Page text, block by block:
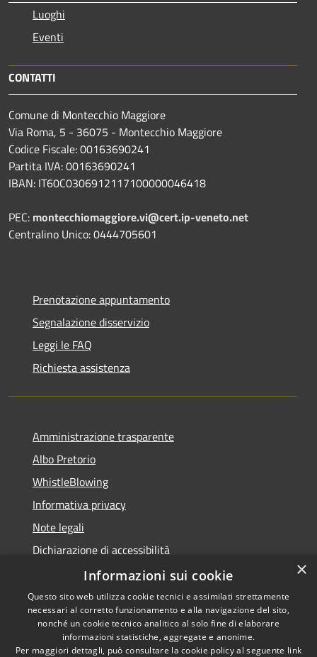
Luoghi
Eventi
CONTATTI
Comune di Montecchio Maggiore
Via Roma, 5 - 36075 - Montecchio Maggiore
Codice Fiscale: 00163690241
Partita IVA: 00163690241
IBAN: IT60C0306912117100000046418
PEC: montecchiomaggiore.vi@cert.ip-veneto.net
Centralino Unico: 0444705601
Prenotazione appuntamento
Segnalazione disservizio
Leggi le FAQ
Richiesta assistenza
Amministrazione trasparente
Albo Pretorio
WhistleBlowing
Informativa privacy
Note legali
Dichiarazione di accessibilità
Accessibilità
Copyright © 2026 • Città di
Montecchio Maggiore •
×
Informazioni sui cookie
Questo sito web utilizza cookie tecnici e assimilati strettamente
necessari al corretto funzionamento e alla navigazione del sito,
nonché un cookie tecnico analitico al solo fine di elaborare
informazioni statistiche, aggregate e anonime.
Per maggiori dettagli, può consultare la cookie policy al seguente link